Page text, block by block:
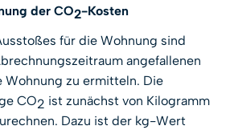
der CO2-Kosten
für die Wohnung sind
angefallenen
Wohnung zu ermitteln. Die
CO2 ist zunächst von Kilogramm
Dazu ist der kg-Wert